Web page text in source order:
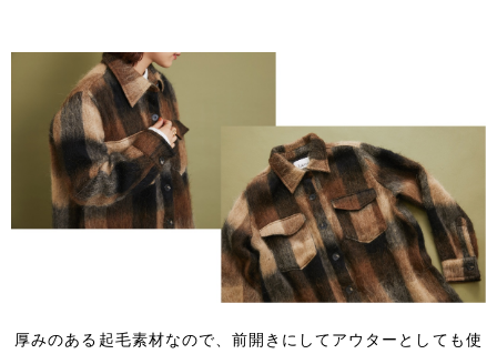
厚みのある起毛素材なので、前開きにしてアウターとしても使